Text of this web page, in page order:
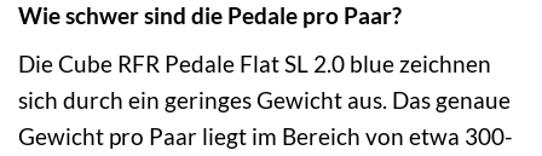
Wie schwer sind die Pedale pro Paar?
Die Cube RFR Pedale Flat SL 2.0 blue zeichnen
sich durch ein geringes Gewicht aus. Das genaue
Gewicht pro Paar liegt im Bereich von etwa 300-